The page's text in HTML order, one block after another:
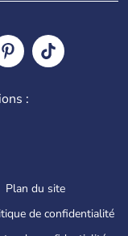
:
Plan du site
de confidentialité